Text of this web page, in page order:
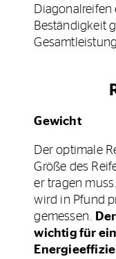
Beständigkeit
Gesamtleistung.
Gewicht
Der optimale
Größe des
er tragen
wird in Pfund
gemessen.
wichtig für